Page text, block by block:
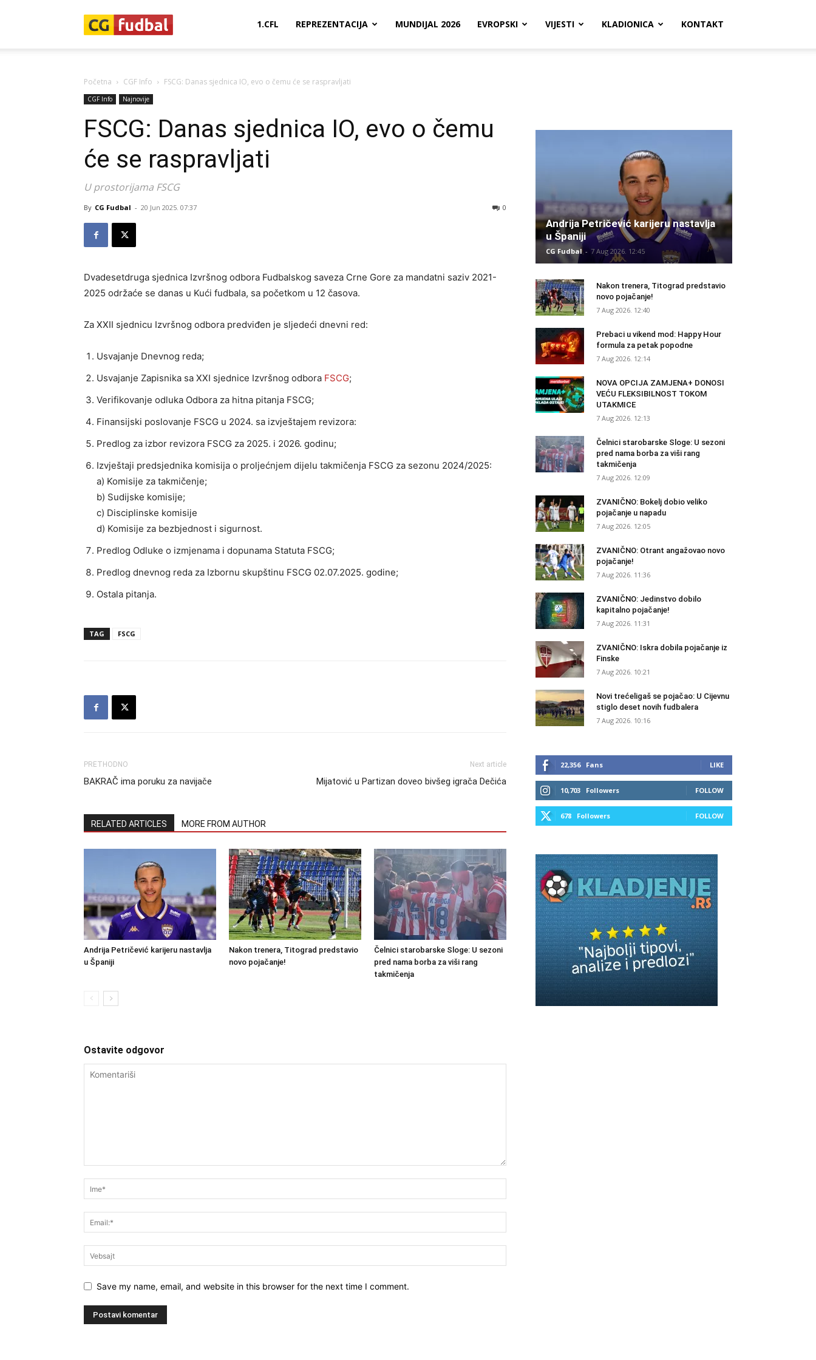
1.CFL REPREZENTACIJA MUNDIJAL 2026 EVROPSKI VIJESTI KLADIONICA KONTAKT
Početna CGF Info FSCG: Danas sjednica IO, evo o čemu će se raspravljati
CGF Info Najnovije
FSCG: Danas sjednica IO, evo o čemu
će se raspravljati
U prostorijama FSCG
By CG Fudbal - 20 Jun 2025. 07:37 0
Dvadesetdruga sjednica Izvršnog odbora Fudbalskog saveza Crne Gore za mandatni saziv 2021-
2025 održaće se danas u Kući fudbala, sa početkom u 12 časova.
Za XXII sjednicu Izvršnog odbora predviđen je sljedeći dnevni red:
Usvajanje Dnevnog reda;
Usvajanje Zapisnika sa XXI sjednice Izvršnog odbora FSCG;
Verifikovanje odluka Odbora za hitna pitanja FSCG;
Finansijski poslovanje FSCG u 2024. sa izvještajem revizora:
Predlog za izbor revizora FSCG za 2025. i 2026. godinu;
Izvještaji predsjednika komisija o proljećnjem dijelu takmičenja FSCG za sezonu 2024/2025:
a) Komisije za takmičenje;
b) Sudijske komisije;
c) Disciplinske komisije
d) Komisije za bezbjednost i sigurnost.
Predlog Odluke o izmjenama i dopunama Statuta FSCG;
Predlog dnevnog reda za Izbornu skupštinu FSCG 02.07.2025. godine;
Ostala pitanja.
TAG FSCG
PRETHODNO
BAKRAČ ima poruku za navijače
Next article
Mijatović u Partizan doveo bivšeg igrača Dečića
RELATED ARTICLES MORE FROM AUTHOR
Andrija Petričević karijeru nastavlja
u Španiji
Nakon trenera, Titograd predstavio
novo pojačanje!
Čelnici starobarske Sloge: U sezoni
pred nama borba za viši rang
takmičenja
Ostavite odgovor
Save my name, email, and website in this browser for the next time I comment.
Andrija Petričević karijeru nastavlja
u Španiji
CG Fudbal - 7 Aug 2026. 12:45
Nakon trenera, Titograd predstavio
novo pojačanje!
7 Aug 2026. 12:40
Prebaci u vikend mod: Happy Hour
formula za petak popodne
7 Aug 2026. 12:14
NOVA OPCIJA ZAMJENA+ DONOSI
VEĆU FLEKSIBILNOST TOKOM
UTAKMICE
7 Aug 2026. 12:13
Čelnici starobarske Sloge: U sezoni
pred nama borba za viši rang
takmičenja
7 Aug 2026. 12:09
ZVANIČNO: Bokelj dobio veliko
pojačanje u napadu
7 Aug 2026. 12:05
ZVANIČNO: Otrant angažovao novo
pojačanje!
7 Aug 2026. 11:36
ZVANIČNO: Jedinstvo dobilo
kapitalno pojačanje!
7 Aug 2026. 11:31
ZVANIČNO: Iskra dobila pojačanje iz
Finske
7 Aug 2026. 10:21
Novi trećeligaš se pojačao: U Cijevnu
stiglo deset novih fudbalera
7 Aug 2026. 10:16
22,356 Fans LIKE
10,703 Followers FOLLOW
678 Followers FOLLOW